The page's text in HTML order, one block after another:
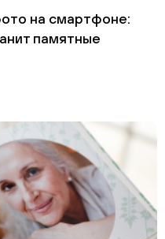
на смартфоне:
памятные